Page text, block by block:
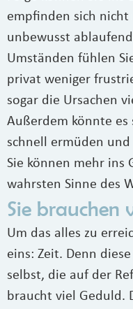
empfinden sich nicht
unbewusst
Umständen fühlen
privat weniger
sogar die Ursachen
Außerdem könnte es
schnell ermüden
Sie können mehr ins
wahrsten Sinne des
Sie brauchen
Um das alles zu
eins: Zeit. Denn
selbst, die auf der
braucht viel Geduld.